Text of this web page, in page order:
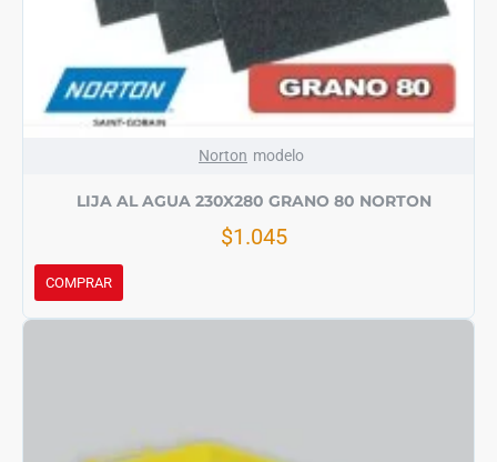
Norton modelo
LIJA AL AGUA 230X280 GRANO 80 NORTON
$1.045
COMPRAR